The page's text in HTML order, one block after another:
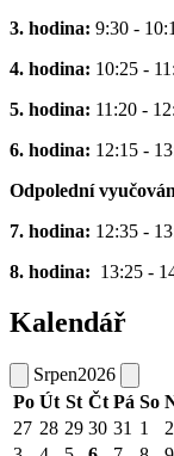
3. hodina: 9:30 -
4. hodina: 10:25 -
5. hodina: 11:20 -
6. hodina: 12:15 -
Odpolední
7. hodina: 12:35 -
8. hodina: 13:25 -
Kalendář
Srpen2026
Po Út St Čt Pá So
27 28 29 30 31 1
2